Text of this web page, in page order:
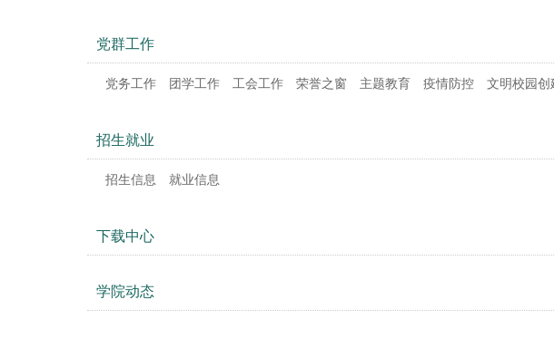
党群工作
党务工作 团学工作 工会工作 荣誉之窗 主题教育 疫情防控 文明校园创
招生就业
招生信息 就业信息
下载中心
学院动态